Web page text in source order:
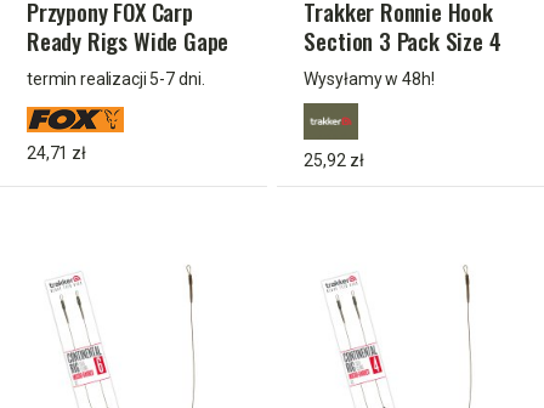
Przypony FOX Carp
Ready Rigs Wide Gape
Size 2 25lb 3pcs
termin realizacji 5-7 dni.
24,71 zł
Trakker Ronnie Hook
Section 3 Pack Size 4
(Micro Barbed) TPx5
Wysyłamy w 48h!
25,92 zł